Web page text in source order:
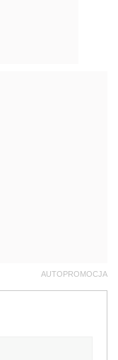
AUTOPROMOCJA